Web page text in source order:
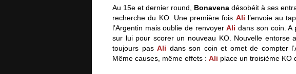
Au 15e et dernier round, Bonavena désobéit à ses
recherche du KO. Une première fois Ali l’envoie au
l’Argentin mais oublie de renvoyerAli dans son coin.
sur lui pour scorer un nouveau KO. Nouvelle entorse
toujours pasAli dans son coin et omet de compter
Même causes, même effets : Ali place un troisième KO